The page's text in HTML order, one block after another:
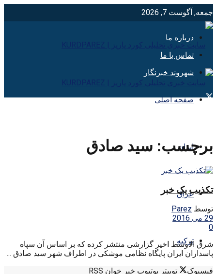
جمعه, آگوست 7, 2026
درباره ما
تماس با ما
شهروند خبرنگار
صفحه اصلی
ایران
عراق
ترکیه
برچسب: سيد صادق
تکذیب یک خبر
توسط Parez
29 می 2016
0
شرق الاوسط اخیر گزارشی منتشر کرده که بر اساس آن سپاه‌
پاسداران ایران پایگاه‌ نظامی موشکی در اطراف شهر سید صادق ...
فیسبوک
توییتر یوتیوب خبر خوان RSS